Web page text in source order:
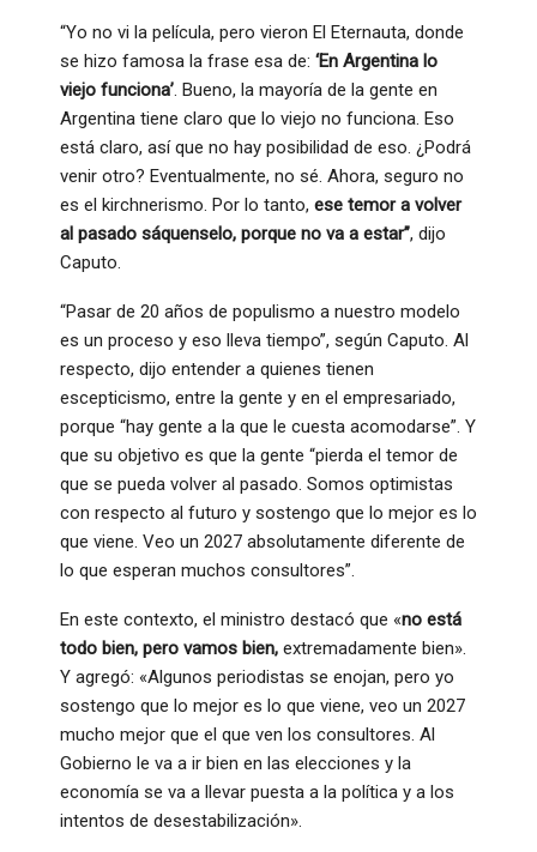
“Yo no vi la película, pero vieron El Eternauta, donde
se hizo famosa la frase esa de: ‘En Argentina lo
viejo funciona’. Bueno, la mayoría de la gente en
Argentina tiene claro que lo viejo no funciona. Eso
está claro, así que no hay posibilidad de eso. ¿Podrá
venir otro? Eventualmente, no sé. Ahora, seguro no
es el kirchnerismo. Por lo tanto, ese temor a volver
al pasado sáquenselo, porque no va a estar”, dijo
Caputo.
“Pasar de 20 años de populismo a nuestro modelo
es un proceso y eso lleva tiempo”, según Caputo. Al
respecto, dijo entender a quienes tienen
escepticismo, entre la gente y en el empresariado,
porque “hay gente a la que le cuesta acomodarse”. Y
que su objetivo es que la gente “pierda el temor de
que se pueda volver al pasado. Somos optimistas
con respecto al futuro y sostengo que lo mejor es lo
que viene. Veo un 2027 absolutamente diferente de
lo que esperan muchos consultores”.
En este contexto, el ministro destacó que «no está
todo bien, pero vamos bien, extremadamente bien».
Y agregó: «Algunos periodistas se enojan, pero yo
sostengo que lo mejor es lo que viene, veo un 2027
mucho mejor que el que ven los consultores. Al
Gobierno le va a ir bien en las elecciones y la
economía se va a llevar puesta a la política y a los
intentos de desestabilización».